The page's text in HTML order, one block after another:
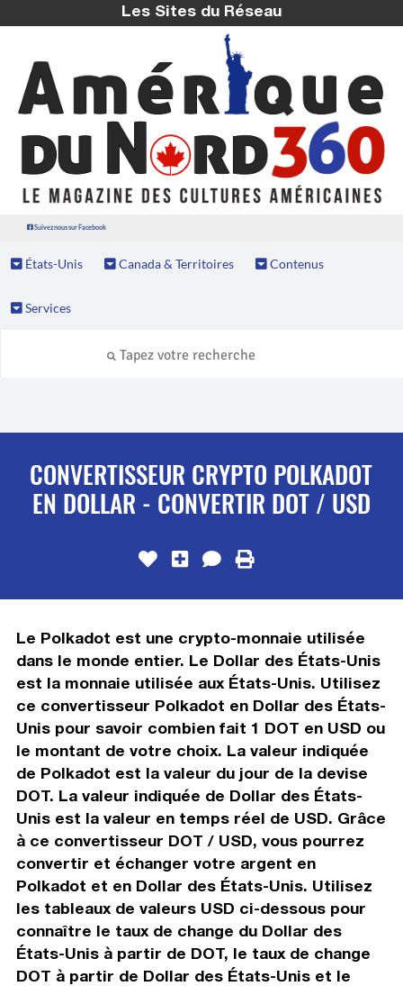
Les Sites du Réseau
Suivez nous sur Facebook
États-Unis Canada & Territoires Contenus
Services
CONVERTISSEUR CRYPTO POLKADOT
EN DOLLAR - CONVERTIR DOT / USD
Le Polkadot est une crypto-monnaie utilisée
dans le monde entier. Le Dollar des États-Unis
est la monnaie utilisée aux États-Unis. Utilisez
ce convertisseur Polkadot en Dollar des États-
Unis pour savoir combien fait 1 DOT en USD ou
le montant de votre choix. La valeur indiquée
de Polkadot est la valeur du jour de la devise
DOT. La valeur indiquée de Dollar des États-
Unis est la valeur en temps réel de USD. Grâce
à ce convertisseur DOT / USD, vous pourrez
convertir et échanger votre argent en
Polkadot et en Dollar des États-Unis. Utilisez
les tableaux de valeurs USD ci-dessous pour
connaître le taux de change du Dollar des
États-Unis à partir de DOT, le taux de change
DOT à partir de Dollar des États-Unis et le